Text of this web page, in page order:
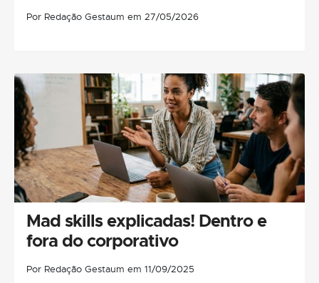
Por Redação Gestaum em 27/05/2026
Mad skills explicadas! Dentro e
fora do corporativo
Por Redação Gestaum em 11/09/2025